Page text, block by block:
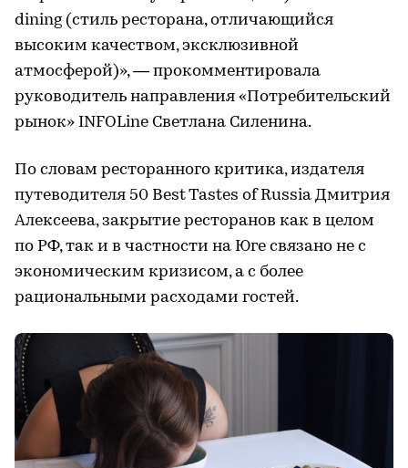
dining (стиль ресторана, отличающийся
высоким качеством, эксклюзивной
атмосферой)», — прокомментировала
руководитель направления «Потребительский
рынок» INFOLine Светлана Силенина.
По словам ресторанного критика, издателя
путеводителя 50 Best Tastes of Russia Дмитрия
Алексеева, закрытие ресторанов как в целом
по РФ, так и в частности на Юге связано не с
экономическим кризисом, а с более
рациональными расходами гостей.